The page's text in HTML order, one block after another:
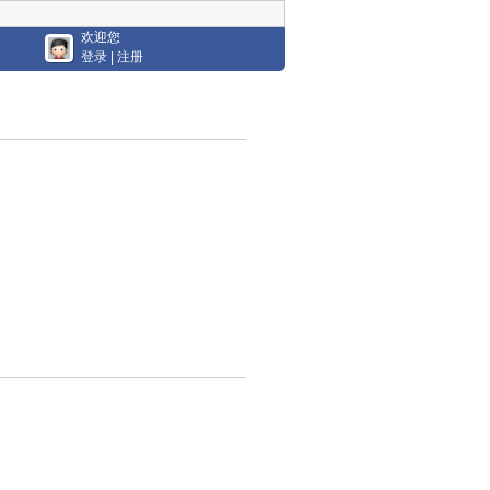
欢迎您
登录
注册